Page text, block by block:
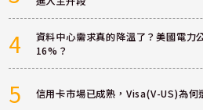
4
資料中心需求真的降溫了？美國電力
16%？
5 信用卡市場已成熟，Visa(V-US)為何